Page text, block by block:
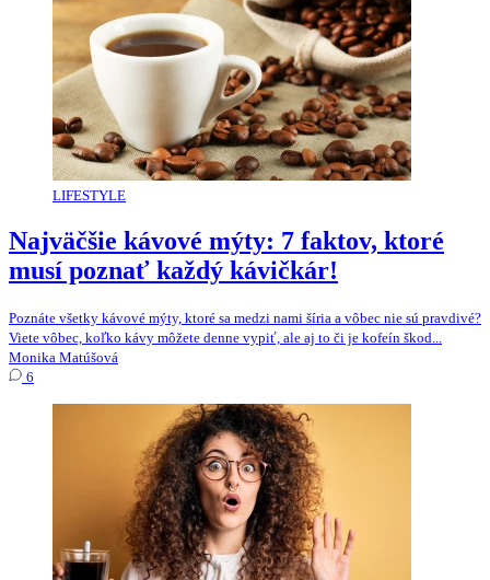
LIFESTYLE
Najväčšie kávové mýty: 7 faktov, ktoré
musí poznať každý kávičkár!
Poznáte všetky kávové mýty, ktoré sa medzi nami šíria a vôbec nie sú pravdivé?
Viete vôbec, koľko kávy môžete denne vypiť, ale aj to či je kofeín škod...
Monika Matúšová
6